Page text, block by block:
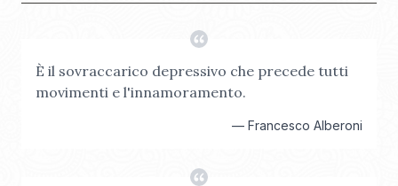
È il sovraccarico depressivo che precede tutti
movimenti e l'innamoramento.
— Francesco Alberoni